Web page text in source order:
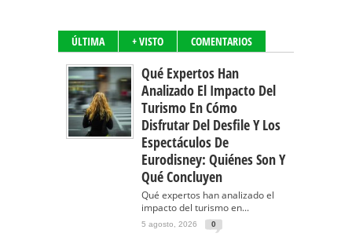
ÚLTIMA + VISTO COMENTARIOS
Qué Expertos Han
Analizado El Impacto Del
Turismo En Cómo
Disfrutar Del Desfile Y Los
Espectáculos De
Eurodisney: Quiénes Son Y
Qué Concluyen
Qué expertos han analizado el
impacto del turismo en...
5 agosto, 2026 0